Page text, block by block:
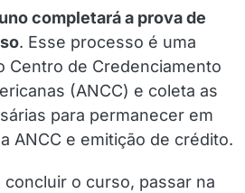
completará a prova de
. Esse processo é uma
Centro de Credenciamento
(ANCC) e coleta as
para permanecer em
ANCC e emitição de crédito.
o curso, passar na